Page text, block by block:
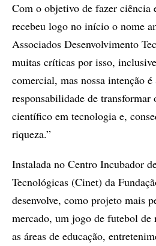
Com o objetivo de fazer ciência
recebeu logo no início o nome
Associados Desenvolvimento
muitas críticas por isso,
comercial, mas nossa intenção
responsabilidade de transformar
científico em tecnologia e,
riqueza.”
Instalada no Centro Incubador
Tecnológicas (Cinet) da
desenvolve, como projeto mais
mercado, um jogo de futebol de
as áreas de educação,